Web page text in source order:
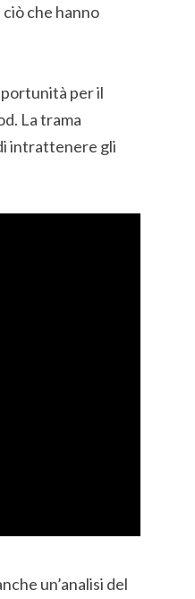
che hanno
per il
La trama
intrattenere gli
un’analisi del